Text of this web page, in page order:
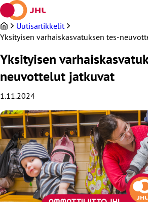
Siirry
sisältöön
Uutisartikkelit
Yksityisen varhaiskasvatuksen tes-
Yksityisen
neuvottelut jatkuvat
1.11.2024